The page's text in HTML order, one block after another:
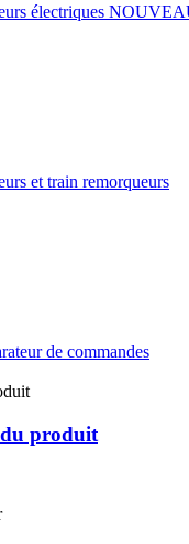
électriques
et train remorqueurs
de commandes
du produit